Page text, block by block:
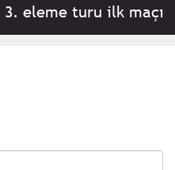
eleme turu ilk